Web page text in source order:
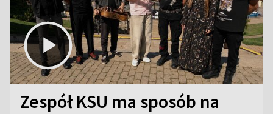
Zespół KSU ma sposób na